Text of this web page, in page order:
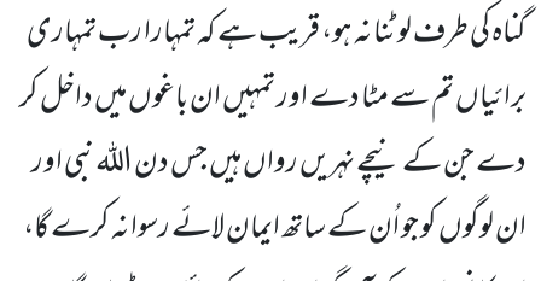
گناہ کی طرف لوٹنا نہ ہو، قریب ہے کہ تمہارا رب تمہاری
برائیاں تم سے مٹا دے اور تمہیں ان باغوں میں داخل کر
دے جن کے نیچے نہریں رواں ہیں جس دن اللہ نبی اور
ان لوگوں کو جو اُن کے ساتھ ایمان لائے رسوا نہ کرے گا،